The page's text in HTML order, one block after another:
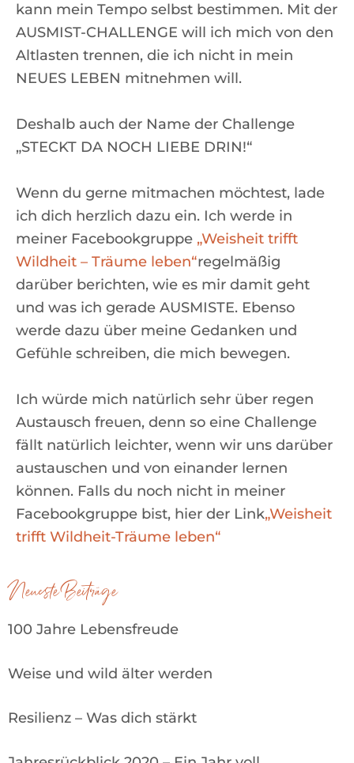
kann mein Tempo selbst bestimmen. Mit der
AUSMIST-CHALLENGE will ich mich von den
Altlasten trennen, die ich nicht in mein
NEUES LEBEN mitnehmen will.
Deshalb auch der Name der Challenge
„STECKT DA NOCH LIEBE DRIN!“
Wenn du gerne mitmachen möchtest, lade
ich dich herzlich dazu ein. Ich werde in
meiner Facebookgruppe „Weisheit trifft
Wildheit – Träume leben“regelmäßig
darüber berichten, wie es mir damit geht
und was ich gerade AUSMISTE. Ebenso
werde dazu über meine Gedanken und
Gefühle schreiben, die mich bewegen.
Ich würde mich natürlich sehr über regen
Austausch freuen, denn so eine Challenge
fällt natürlich leichter, wenn wir uns darüber
austauschen und von einander lernen
können. Falls du noch nicht in meiner
Facebookgruppe bist, hier der Link„Weisheit
trifft Wildheit-Träume leben“
Neueste Beiträge
100 Jahre Lebensfreude
Weise und wild älter werden
Resilienz – Was dich stärkt